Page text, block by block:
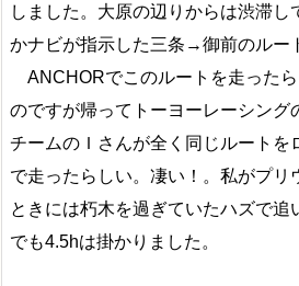
しました。大原の辺りからは渋滞し
かナビが指示した三条→御前のルー
ANCHORでこのルートを走った
のですが帰ってトーヨーレーシング
チームのＩさんが全く同じルートを
で走ったらしい。凄い！。私がプリ
ときには朽木を過ぎていたハズで追
でも4.5hは掛かりました。